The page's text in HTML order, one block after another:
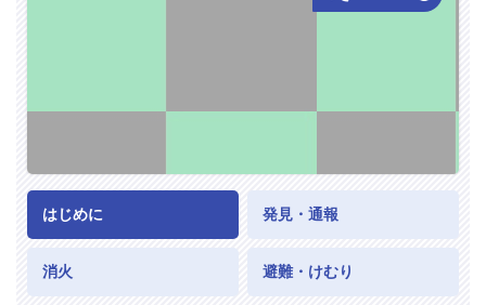
はじめに 発見・通報
消火 避難・けむり